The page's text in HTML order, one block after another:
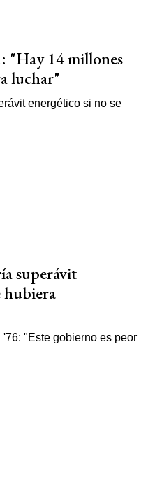
"Hay 14 millones
luchar"
superávit
hubiera